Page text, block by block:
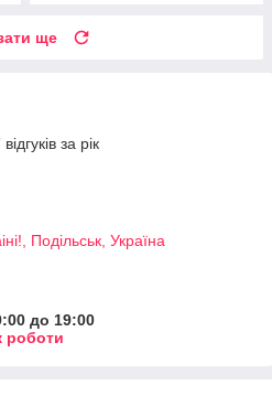
ще
за рік
Подільськ, Україна
до 19:00
роботи